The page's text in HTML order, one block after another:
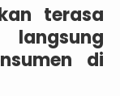
terasa
di